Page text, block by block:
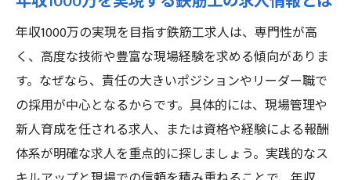
年収1000万の実現を目指す鉄筋工求人は、専門性が高
く、高度な技術や豊富な現場経験を求める傾向がありま
す。なぜなら、責任の大きいポジションやリーダー職で
の採用が中心となるからです。具体的には、現場管理や
新人育成を任される求人、または資格や経験による報酬
体系が明確な求人を重点的に探しましょう。実践的なス